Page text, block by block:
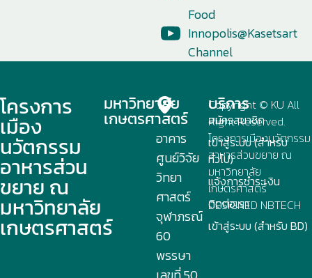
Food
Innopolis@Kasetsart
Channel
โครงการ
เมือง
นวัตกรรม
อาหารส่วน
ขยาย ณ
มหาวิทยาลัย
เกษตรศาสตร์
มหาวิทยาลัย
เกษตรศาสตร์
อาคาร
ศูนย์วิจัย
วิทยา
ศาสตร์
จุฬาภรณ์
60
พรรษา
บริการ
สมัครสมาชิก
เข้าสู่ระบบ (สำหรับ
ทั่วไป)
แจ้งการชำระเงิน
ติดต่อเรา
เข้าสู่ระบบ (สำหรับ BD)
Copyright © KU All
Right Reserved.
โครงการเมืองนวัตกรรม
อาหารส่วนขยาย ณ
มหาวิทยาลัย
เกษตรศาสตร์
DESIGNED NBTECH